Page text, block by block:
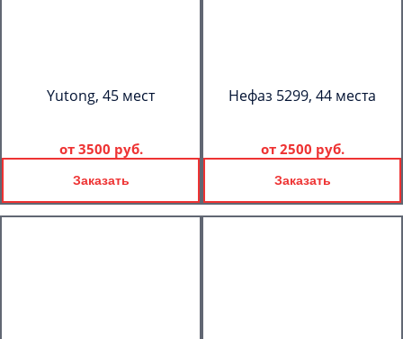
Yutong, 45 мест
от 3500 руб.
Заказать
Нефаз 5299, 44 места
от 2500 руб.
Заказать